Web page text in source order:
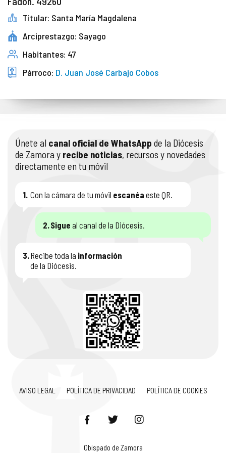
Titular: Santa María Magdalena
Arciprestazgo: Sayago
Habitantes: 47
Párroco: D. Juan José Carbajo Cobos
Únete al canal oficial de WhatsApp de la Diócesis
de Zamora y recibe noticias, recursos y novedades
directamente en tu móvil
1. Con la cámara de tu móvil escanéa este QR.
2.Sigue al canal de la Diócesis.
3.Recibe toda la información
de la Diócesis.
AVISO LEGAL POLÍTICA DE PRIVACIDAD POLÍTICA DE COOKIES
Obispado de Zamora